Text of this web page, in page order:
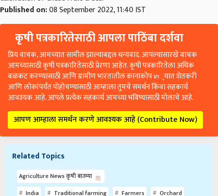
Published on:08 September 2022, 11:40 IST
कृषी पत्रकारितेसाठी आपला पाठिंबा दर्शवा
प्रिय वाचक, आमच्यात सामील झाल्याबद्दल धन्यवाद. आपल्यासारखे वाचक
आमच्यासाठी कृषी पत्रकारितेसाठी प्रेरणा आहेत. कृषी पत्रकारितेला अधिक
बळकट करण्यासाठी आणि ग्रामीण भारतातील कानाकोप in्यात शेतकरी
आणि लोकांपर्यंत पोहोचण्यासाठी आम्हाला तुमचे समर्थन किंवा सहकार्य
आवश्यक आहे. आपले प्रत्येक सहकार्य आमच्या भविष्यासाठी मोलाचे आहे.
आपण आम्हाला समर्थन करणे आवश्यक आहे (Contribute Now)
Related Topics
Agriculture News कृषी बातम्या
India
Traditional farming Farmers Orchard